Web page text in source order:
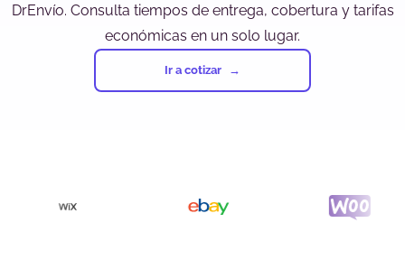
DrEnvío. Consulta tiempos de entrega, cobertura y tarifas
económicas en un solo lugar.
Ir a cotizar